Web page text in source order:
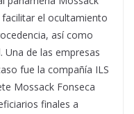
el ocultamiento
así como
Una de las empresas
fue la compañía ILS
Mossack Fonseca
finales a